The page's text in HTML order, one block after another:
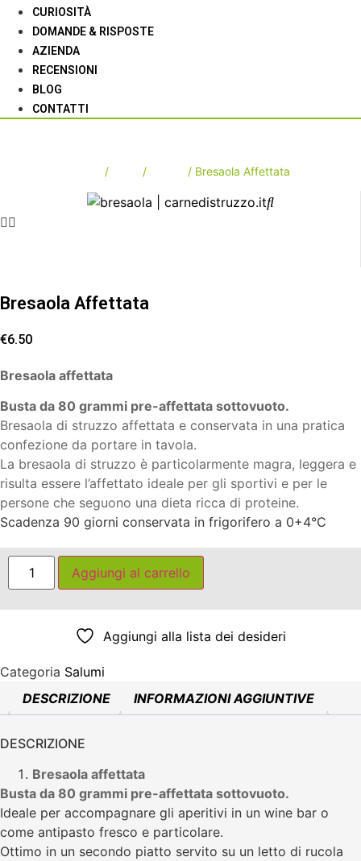
CURIOSITÀ
DOMANDE & RISPOSTE
AZIENDA
RECENSIONI
BLOG
CONTATTI
/ / / Bresaola Affettata
Bresaola Affettata
€6.50
Bresaola affettata
Busta da 80 grammi pre-affettata sottovuoto.
Bresaola di struzzo affettata e conservata in una pratica
confezione da portare in tavola.
La bresaola di struzzo è particolarmente magra, leggera e
risulta essere l’affettato ideale per gli sportivi e per le
persone che seguono una dieta ricca di proteine.
Scadenza 90 giorni conservata in frigorifero a 0+4°C
Bresaola
Affettata
quantità
Aggiungi al carrello
Aggiungi alla lista dei desideri
Categoria Salumi
DESCRIZIONE
INFORMAZIONI AGGIUNTIVE
DESCRIZIONE
Bresaola affettata
Busta da 80 grammi pre-affettata sottovuoto.
Ideale per accompagnare gli aperitivi in un wine bar o
come antipasto fresco e particolare.
Ottimo in un secondo piatto servito su un letto di rucola